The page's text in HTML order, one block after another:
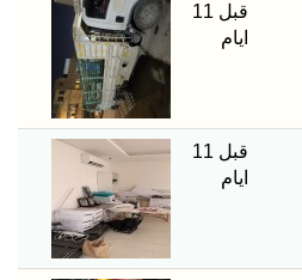
قبل 11
ايام
قبل 11
ايام